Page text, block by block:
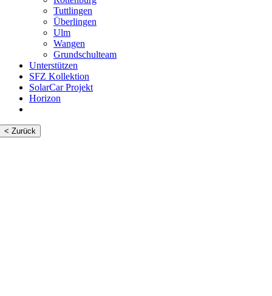
Tuttlingen
Überlingen
Ulm
Wangen
Grundschulteam
Unterstützen
SFZ Kollektion
SolarCar Projekt
Horizon
< Zurück